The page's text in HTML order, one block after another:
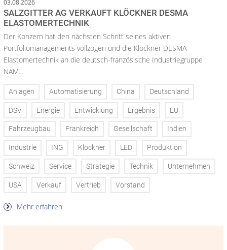
03.08.2026
SALZGITTER AG VERKAUFT KLÖCKNER DESMA
ELASTOMERTECHNIK
Der Konzern hat den nächsten Schritt seines aktiven
Portfoliomanagements vollzogen und die Klöckner DESMA
Elastomertechnik an die deutsch-französische Industriegruppe
NAM...
Anlagen Automatisierung China Deutschland
DSV Energie Entwicklung Ergebnis EU
Fahrzeugbau Frankreich Gesellschaft Indien
Industrie ING Klöckner LED Produktion
Schweiz Service Strategie Technik Unternehmen
USA Verkauf Vertrieb Vorstand
Mehr erfahren